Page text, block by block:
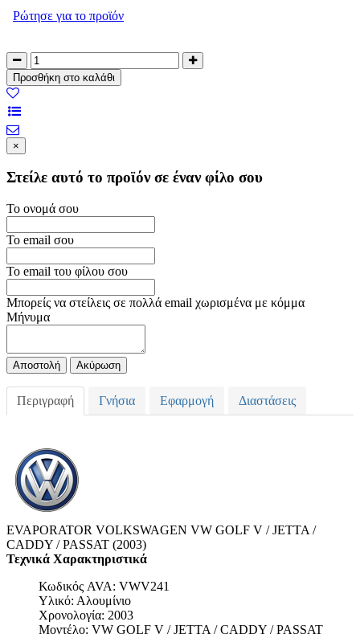
Ρώτησε για το προϊόν
×
Στείλε αυτό το προϊόν σε έναν φίλο σου
Το ονομά σου
Το email σου
Το email του φίλου σου
Μπορείς να στείλεις σε πολλά email χωρισμένα με κόμμα
Μήνυμα
Ακύρωση
Περιγραφή Γνήσια Εφαρμογή Διαστάσεις
EVAPORATOR VOLKSWAGEN VW GOLF V / JETTA /
CADDY / PASSAT (2003)
Τεχνικά Χαρακτηριστικά
Κωδικός AVA: VWV241
Υλικό: Αλουμίνιο
Χρονολογία: 2003
Μοντέλο: VW GOLF V / JETTA / CADDY / PASSAT